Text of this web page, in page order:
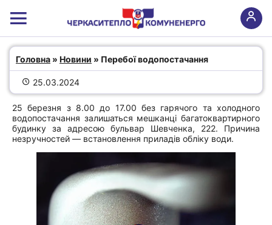
Перебої водопостачання
Головна » Новини » Перебої водопостачання
25.03.2024
25 березня з 8.00 до 17.00 без гарячого та холодного
водопостачання залишаться мешканці багатоквартирного
будинку за адресою бульвар Шевченка, 222. Причина
незручностей — встановлення приладів обліку води.